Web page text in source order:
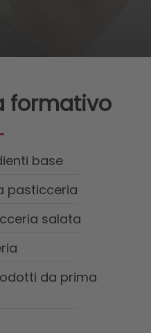
formativo
base
pasticceria
salata
da prima